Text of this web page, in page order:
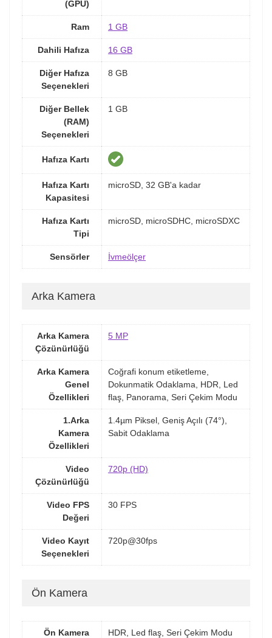
(GPU)
Ram 1 GB
Dahili Hafıza 16 GB
Diğer Hafıza
Seçenekleri
8 GB
Diğer Bellek
(RAM)
Seçenekleri
1 GB
Hafıza Kartı
Hafıza Kartı
Kapasitesi
microSD, 32 GB'a kadar
Hafıza Kartı
Tipi
microSD, microSDHC, microSDXC
Sensörler İvmeölçer
Arka Kamera
Arka Kamera
Çözünürlüğü
5 MP
Arka Kamera
Genel
Özellikleri
Coğrafi konum etiketleme,
Dokunmatik Odaklama, HDR, Led
flaş, Panorama, Seri Çekim Modu
1.Arka
Kamera
Özellikleri
1.4µm Piksel, Geniş Açılı (74°),
Sabit Odaklama
Video
Çözünürlüğü
720p (HD)
Video FPS
Değeri
30 FPS
Video Kayıt
Seçenekleri
720p@30fps
Ön Kamera
Ön Kamera
HDR, Led flaş, Seri Çekim Modu